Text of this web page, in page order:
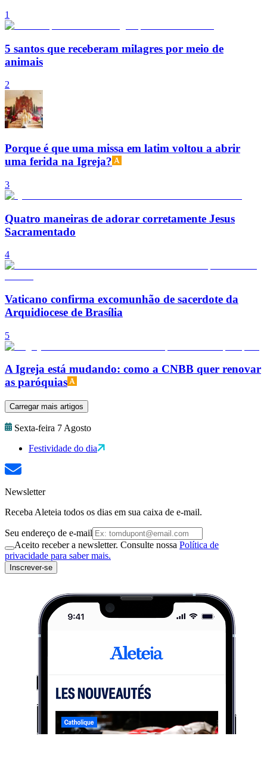
1
5 santos que receberam milagres por meio de
animais
2
Porque é que uma missa em latim voltou a abrir
uma ferida na Igreja?
3
Quatro maneiras de adorar corretamente Jesus
Sacramentado
4
Vaticano confirma excomunhão de sacerdote da
Arquidiocese de Brasília
5
A Igreja está mudando: como a CNBB quer renovar
as paróquias
Carregar mais artigos
Sexta-feira 7 Agosto
Festividade do dia
Newsletter
Receba Aleteia todos os dias em sua caixa de e-mail.
Seu endereço de e-mail
Aceito receber a newsletter. Consulte nossa Política de
privacidade para saber mais.
Inscrever-se